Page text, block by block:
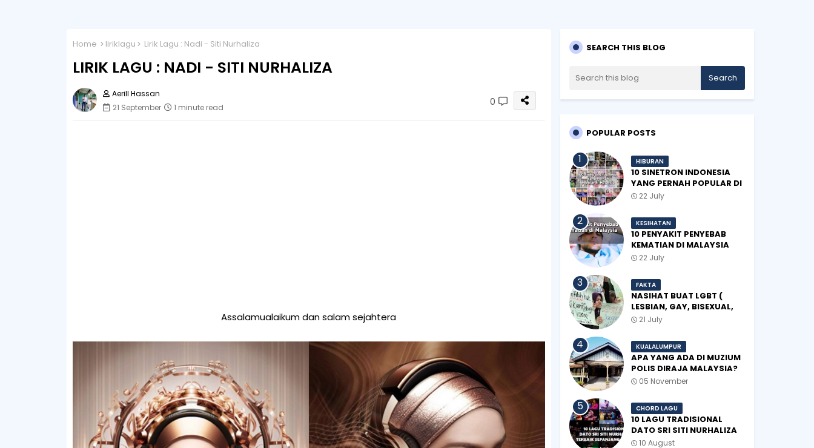
Home liriklagu Lirik Lagu : Nadi - Siti Nurhaliza
LIRIK LAGU : NADI - SITI NURHALIZA
Aerill Hassan
21 September
1 minute read 0
Assalamualaikum dan salam sejahtera
SEARCH THIS BLOG
POPULAR POSTS
HIBURAN
10 SINETRON INDONESIA
YANG PERNAH POPULAR DI
MALAYSIA
22 July
KESIHATAN
10 PENYAKIT PENYEBAB
KEMATIAN DI MALAYSIA
22 July
FAKTA
NASIHAT BUAT LGBT (
LESBIAN, GAY, BISEXUAL,
TRANSGENDER)
21 July
KUALALUMPUR
APA YANG ADA DI MUZIUM
POLIS DIRAJA MALAYSIA?
05 November
CHORD LAGU
10 LAGU TRADISIONAL
DATO SRI SITI NURHALIZA
TERBAIK SEPANJANG
10 August